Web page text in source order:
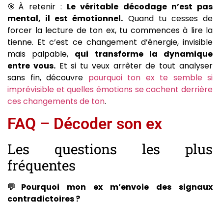
🎯À retenir : Le véritable décodage n’est pas
mental, il est émotionnel. Quand tu cesses de
forcer la lecture de ton ex, tu commences à lire la
tienne. Et c’est ce changement d’énergie, invisible
mais palpable, qui transforme la dynamique
entre vous.Et si tu veux arrêter de tout analyser
sans fin, découvre pourquoi ton ex te semble si
imprévisible et quelles émotions se cachent derrière
ces changements de ton.
FAQ – Décoder son ex
Les questions les plus
fréquentes
💬Pourquoi mon ex m’envoie des signaux
contradictoires ?